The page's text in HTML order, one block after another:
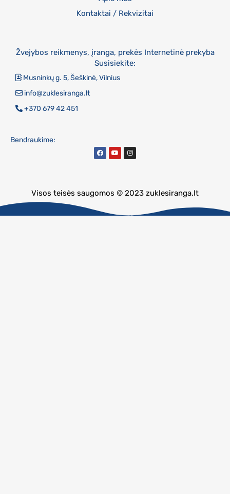
Kontaktai / Rekvizitai
Žvejybos reikmenys, įranga, prekės Internetinė prekyba
Susisiekite:
Musninkų g. 5, Šeškinė, Vilnius
info@zuklesiranga.lt
+370 679 42 451
Bendraukime:
Visos teisės saugomos © 2023 zuklesiranga.lt